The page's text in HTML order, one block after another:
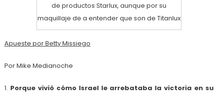
de productos Starlux, aunque por su
maquillaje de a entender que son de Titanlux
Apueste por Betty Missiego
Por Mike Medianoche
1. Porque vivió cómo Israel le arrebataba la victoria en su